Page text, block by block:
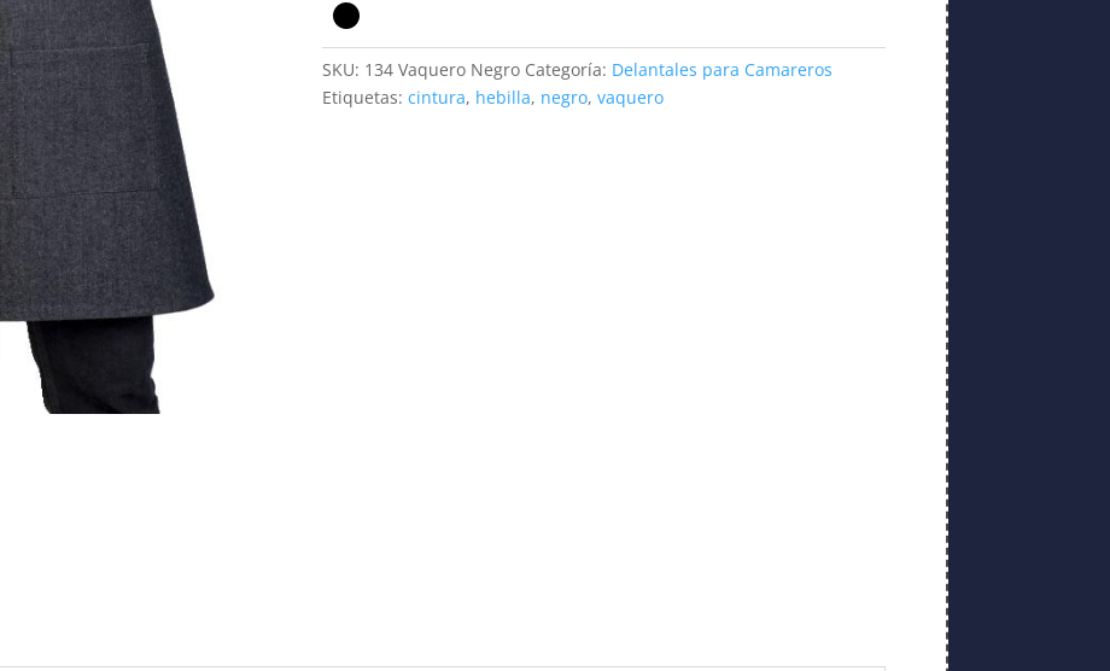
SKU: 134 Vaquero Negro Categoría: Delantales para Camareros
Etiquetas:cintura, hebilla, negro,vaquero